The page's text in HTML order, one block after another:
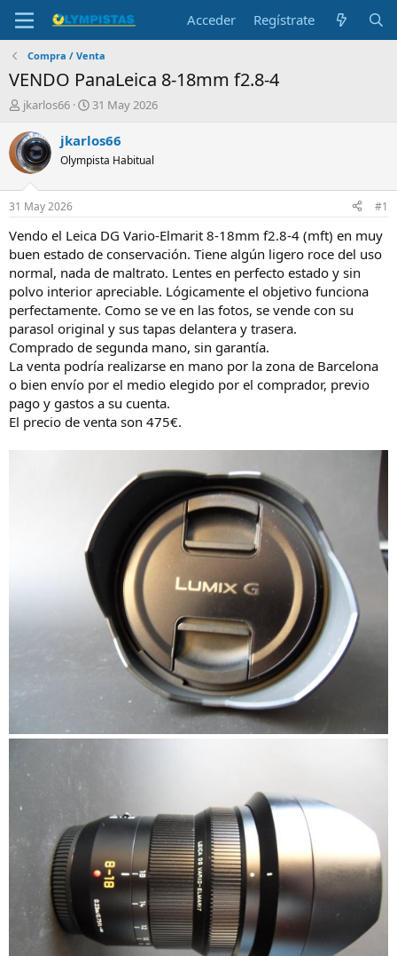
Acceder Regístrate
Compra / Venta
VENDO PanaLeica 8-18mm f2.8-4
I
i
c
i
a
d
o
r
e
l
t
e
m
a
jkarlos66
F
c
h
a
i
n
i
c
o
31 May 2026
jkarlos66
Olympista Habitual
31 May 2026 #1
Vendo el Leica DG Vario-Elmarit 8-18mm f2.8-4 (mft) en muy
buen estado de conservación. Tiene algún ligero roce del uso
normal, nada de maltrato. Lentes en perfecto estado y sin
polvo interior apreciable. Lógicamente el objetivo funciona
perfectamente. Como se ve en las fotos, se vende con su
parasol original y sus tapas delantera y trasera.
Comprado de segunda mano, sin garantía.
La venta podría realizarse en mano por la zona de Barcelona
o bien envío por el medio elegido por el comprador, previo
pago y gastos a su cuenta.
El precio de venta son 475€.